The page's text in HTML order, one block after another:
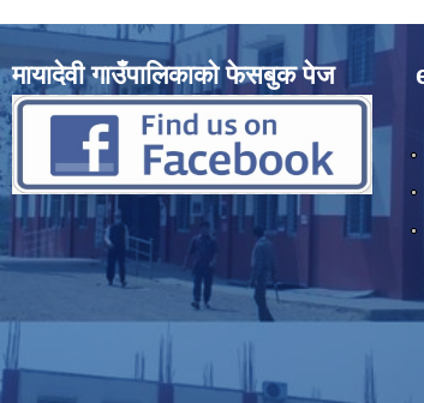
मायादेवी गाउँपालिकाको फेसबुक पेज